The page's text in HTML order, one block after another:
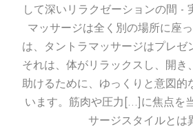
して深いリラクゼーションの間 -
マッサージは全く別の場所に座
は、タントラマッサージはプレゼ
それは、体がリラックスし、開き
助けるために、ゆっくりと意図的
います。筋肉や圧力[...]に焦点を
サージスタイルとは